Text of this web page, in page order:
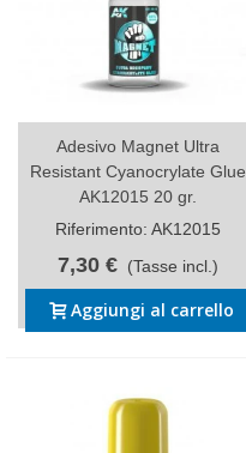
Adesivo Magnet Ultra
Resistant Cyanocrylate Glue
AK12015 20 gr.
Riferimento: AK12015
7,30 € (Tasse incl.)
Aggiungi al carrello